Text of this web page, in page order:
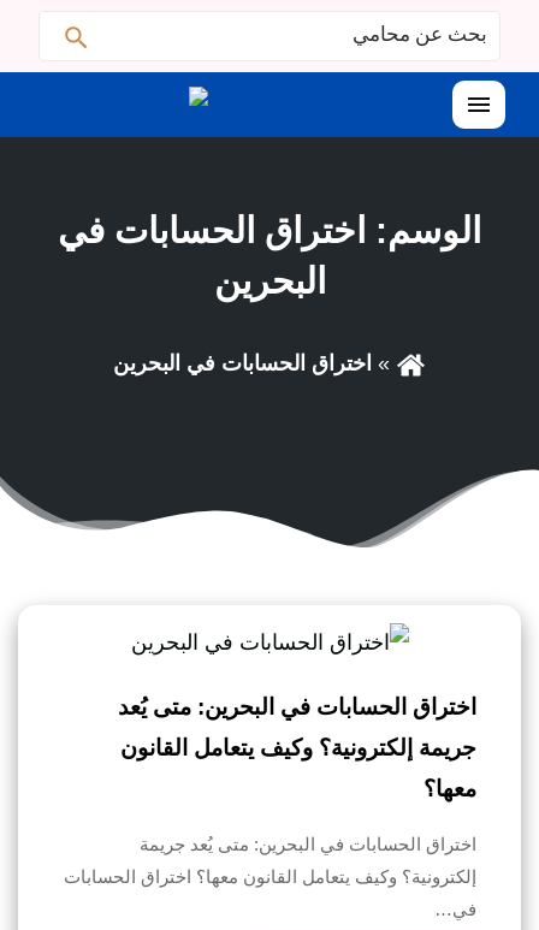
البحث
عن:
القائمة
الوسم: اختراق الحسابات في
البحرين
اختراق الحسابات في البحرين
اختراق الحسابات في البحرين: متى يُعد
جريمة إلكترونية؟ وكيف يتعامل القانون
معها؟
اختراق الحسابات في البحرين: متى يُعد جريمة
إلكترونية؟ وكيف يتعامل القانون معها؟ اختراق الحسابات
في…